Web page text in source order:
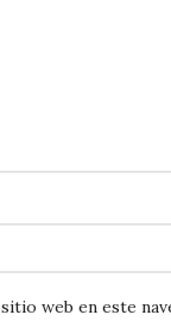
web en este